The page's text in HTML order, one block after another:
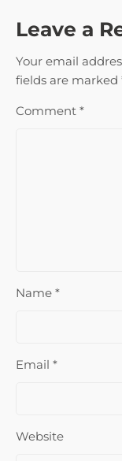
Leave a
Your email
fields are marked
Comment *
Name *
Email *
Website